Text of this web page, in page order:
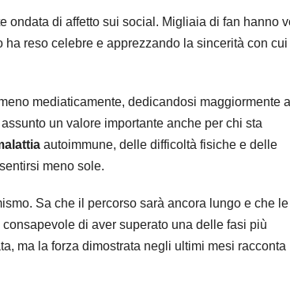
ondata di affetto sui social. Migliaia di fan hanno
reso celebre e apprezzando la sincerità con cui
mediaticamente, dedicandosi maggiormente
un valore importante anche per chi sta
autoimmune, delle difficoltà fisiche e delle
meno sole.
Sa che il percorso sarà ancora lungo e che
di aver superato una delle fasi più
ma la forza dimostrata negli ultimi mesi racconta